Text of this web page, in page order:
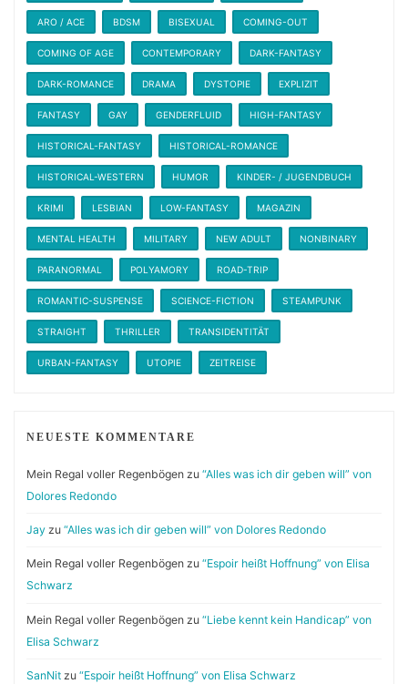
ARO / ACE BDSM BISEXUAL COMING-OUT
COMING OF AGE CONTEMPORARY DARK-FANTASY
DARK-ROMANCE DRAMA DYSTOPIE EXPLIZIT
FANTASY GAY GENDERFLUID HIGH-FANTASY
HISTORICAL-FANTASY HISTORICAL-ROMANCE
HISTORICAL-WESTERN HUMOR KINDER- / JUGENDBUCH
KRIMI LESBIAN LOW-FANTASY MAGAZIN
MENTAL HEALTH MILITARY NEW ADULT NONBINARY
PARANORMAL POLYAMORY ROAD-TRIP
ROMANTIC-SUSPENSE SCIENCE-FICTION STEAMPUNK
STRAIGHT THRILLER TRANSIDENTITÄT
URBAN-FANTASY UTOPIE ZEITREISE
NEUESTE KOMMENTARE
Mein Regal voller Regenbögenzu “Alles was ich dir geben will” von
Dolores Redondo
Jayzu “Alles was ich dir geben will” von Dolores Redondo
Mein Regal voller Regenbögenzu “Espoir heißt Hoffnung” von Elisa
Schwarz
Mein Regal voller Regenbögenzu “Liebe kennt kein Handicap” von
Elisa Schwarz
SanNitzu “Espoir heißt Hoffnung” von Elisa Schwarz